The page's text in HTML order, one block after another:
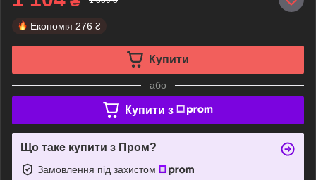
Економія 276 ₴
Купити
або
Купити з
Що таке купити з Пром?
Замовлення під захистом